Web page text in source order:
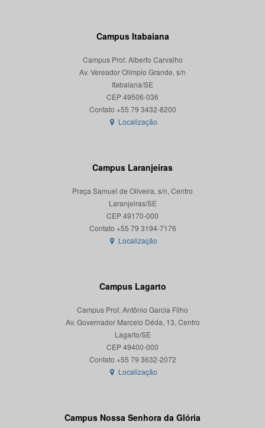
Campus Itabaiana
Campus Prof. Alberto Carvalho
Av. Vereador Olímpio Grande, s/n
Itabaiana/SE
CEP 49506-036
Localização
Campus Laranjeiras
Praça Samuel de Oliveira, s/n, Centro
Laranjeiras/SE
CEP 49170-000
Localização
Campus Lagarto
Campus Prof. Antônio Garcia Filho
Av. Governador Marcelo Déda, 13, Centro
Lagarto/SE
CEP 49400-000
Localização
Campus Nossa Senhora da Glória